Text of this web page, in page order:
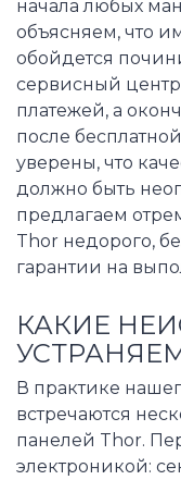
начала любых
объясняем, что
обойдется
сервисный центр
платежей, а
после
уверены, что
должно быть
предлагаем
Thor недорого,
гарантии на
КАКИЕ
В практике
встречаются
панелей Thor.
электроникой: